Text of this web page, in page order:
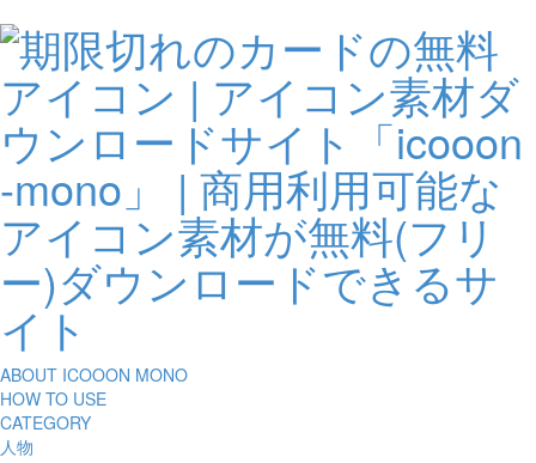
ABOUT ICOOON MONO
HOW TO USE
CATEGORY
人物